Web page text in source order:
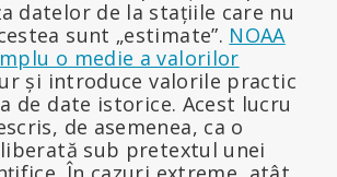
datelor de la stațiile care nu
sunt „estimate”. NOAA
o medie a valorilor
și introduce valorile practic
de date istorice. Acest lucru
de asemenea, ca o
sub pretextul unei